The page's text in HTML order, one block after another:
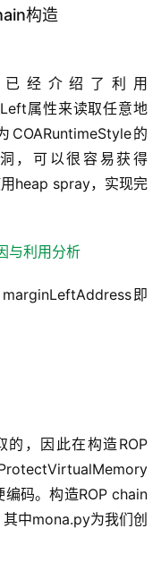
构造
经介绍了利用
属性来读取任意地
的
，可以很容易获得
heap spray，实现完
即
的，因此在构造ROP
码。构造ROP chain
中mona.py为我们创